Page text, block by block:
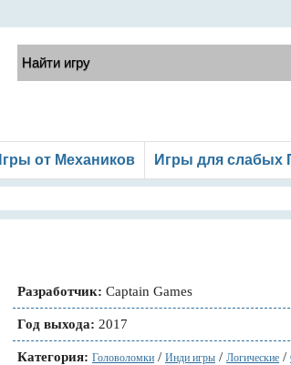
от Механиков Игры для слабых
Разработчик: Captain Games
Год выхода: 2017
Категория: Головоломки / Инди игры / Логические /